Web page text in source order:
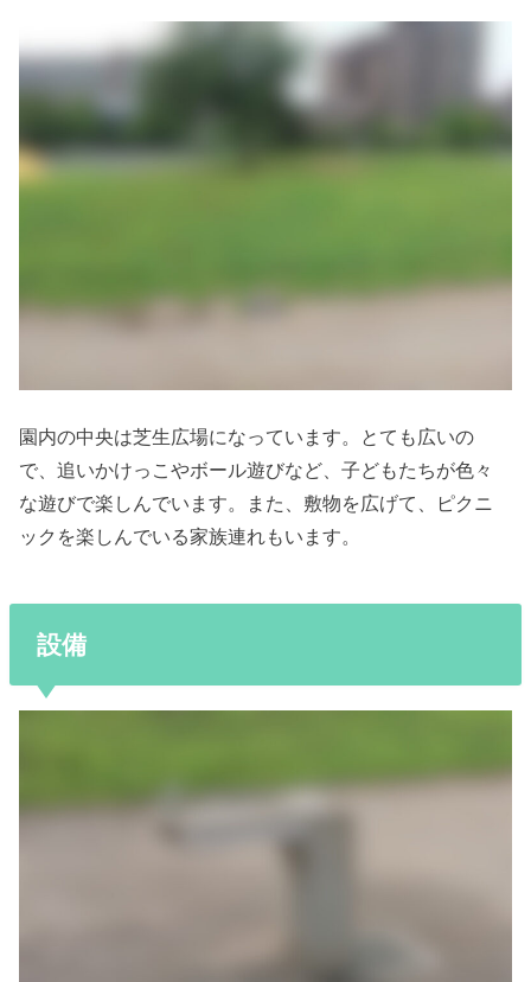
園内の中央は芝生広場になっています。とても広いの
で、追いかけっこやボール遊びなど、子どもたちが色々
な遊びで楽しんでいます。また、敷物を広げて、ピクニ
ックを楽しんでいる家族連れもいます。
設備